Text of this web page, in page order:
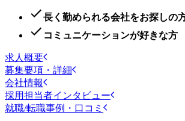
長く勤められる会社をお探しの
コミュニケーションが好きな方
求人概要
募集要項・詳細
会社情報
採用担当者インタビュー
就職/転職事例・口コミ